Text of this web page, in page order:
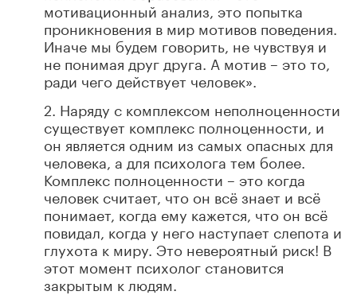
мотивационный анализ, это попытка
проникновения в мир мотивов поведения.
Иначе мы будем говорить, не чувствуя и
не понимая друг друга. А мотив – это то,
ради чего действует человек».
2. Наряду с комплексом неполноценности
существует комплекс полноценности, и
он является одним из самых опасных для
человека, а для психолога тем более.
Комплекс полноценности – это когда
человек считает, что он всё знает и всё
понимает, когда ему кажется, что он всё
повидал, когда у него наступает слепота и
глухота к миру. Это невероятный риск! В
этот момент психолог становится
закрытым к людям.